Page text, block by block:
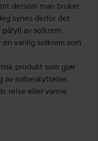
dersom man bruker
synes derfor det
av solkrem
vanlig solkrem som
produkt som gjør
av solbeskyttelse.
reise eller varme